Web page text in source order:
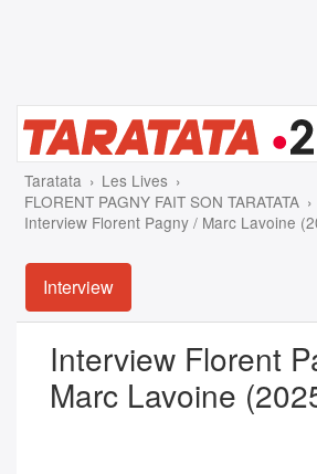
Taratata
Les Lives
FLORENT PAGNY FAIT SON TARATATA
Interview Florent Pagny / Marc Lavoine
Interview
Interview Florent
Marc Lavoine